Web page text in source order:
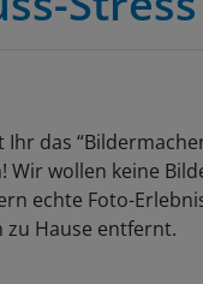
das
Wir wollen keine
echte Foto-
zu Hause entfernt.